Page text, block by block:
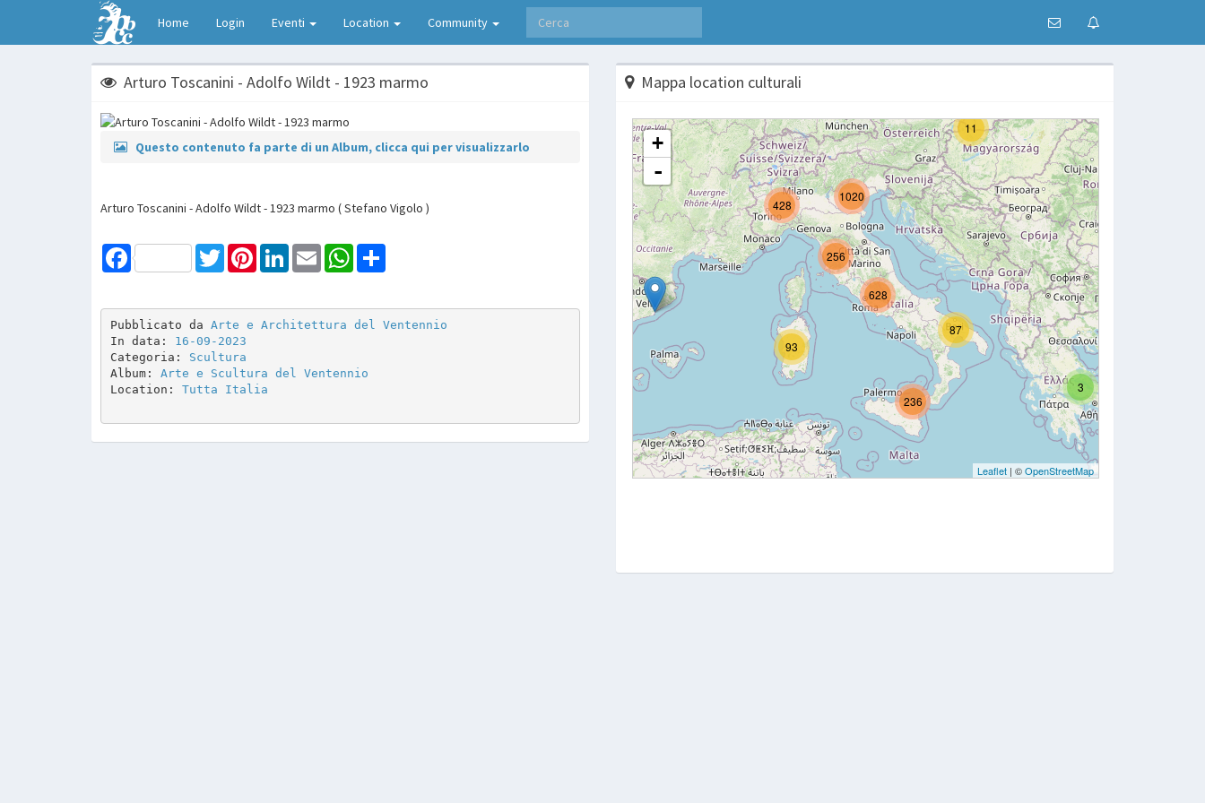
Home Login Eventi Location Community
Arturo Toscanini - Adolfo Wildt - 1923 marmo
Questo contenuto fa parte di un Album, clicca qui per visualizzarlo
Arturo Toscanini - Adolfo Wildt - 1923 marmo ( Stefano Vigolo )
Facebook TwitterPinterestLinkedInEmail WhatsApp
Pubblicato da Arte e Architettura del Ventennio
In data: 16-09-2023
Categoria: Scultura
Album: Arte e Scultura del Ventennio
Location: Tutta Italia
Mappa location culturali